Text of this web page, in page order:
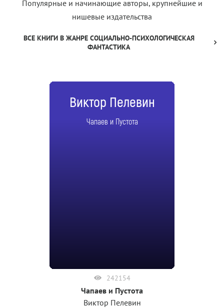
Популярные и начинающие авторы, крупнейшие и
нишевые издательства
ВСЕ КНИГИ В ЖАНРЕ СОЦИАЛЬНО-ПСИХОЛОГИЧЕСКАЯ
ФАНТАСТИКА
Виктор Пелевин
Чапаев и Пустота
242154
Чапаев и Пустота
Виктор Пелевин